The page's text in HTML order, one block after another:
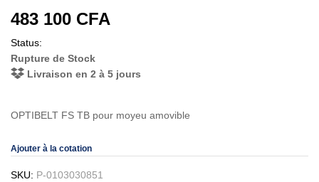
483 100 CFA
Status:
Rupture de Stock
Livraison en 2 à 5 jours
OPTIBELT FS TB pour moyeu amovible
Ajouter à la cotation
SKU: P-0103030851